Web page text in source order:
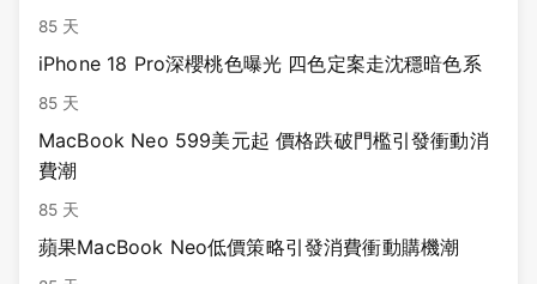
85 天
iPhone 18 Pro深櫻桃色曝光 四色定案走沈穩暗色系
85 天
MacBook Neo 599美元起 價格跌破門檻引發衝動消
費潮
85 天
蘋果MacBook Neo低價策略引發消費衝動購機潮